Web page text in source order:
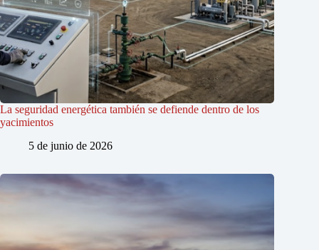
La seguridad energética también se defiende dentro de los
yacimientos
5 de junio de 2026